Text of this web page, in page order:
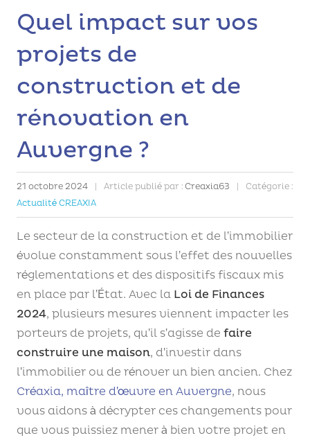
Quel impact sur vos
projets de
construction et de
rénovation en
Auvergne ?
21 octobre 2024 Article publié par : Creaxia63
Catégorie :
Actualité CREAXIA
Le secteur de la construction et de l’immobilier
évolue constamment sous l’effet des nouvelles
réglementations et des dispositifs fiscaux mis
en place par l’État. Avec la Loi de Finances
2024, plusieurs mesures viennent impacter les
porteurs de projets, qu’il s’agisse de faire
construire une maison, d’investir dans
l’immobilier ou de rénover un bien ancien. Chez
Créaxia, maître d’œuvre en Auvergne, nous
vous aidons à décrypter ces changements pour
que vous puissiez mener à bien votre projet en